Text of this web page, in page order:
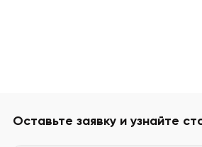
Оставьте заявку и узнайте